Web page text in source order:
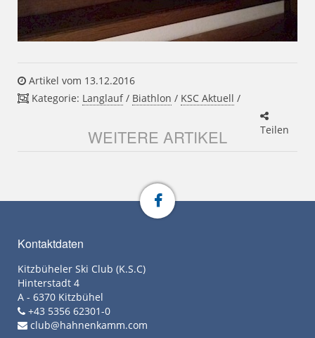
Artikel vom 13.12.2016
Kategorie: Langlauf/ Biathlon / KSC Aktuell /
Teilen
WEITERE ARTIKEL
Kontaktdaten
Kitzbüheler Ski Club (K.S.C)
Hinterstadt 4
A - 6370 Kitzbühel
+43 5356 62301-0
club@hahnenkamm.com